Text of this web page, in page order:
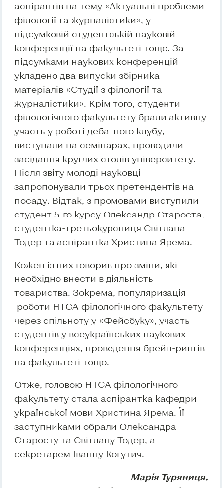
аспірантів на тему «Актуальні проблеми
філології та журналістики», у
підсумковій студентській науковій
конференції на факультеті тощо. За
підсумками наукових конференцій
укладено два випуски збірника
матеріалів «Студії з філології та
журналістики». Крім того, студенти
філологічного факультету брали активну
участь у роботі дебатного клубу,
виступали на семінарах, проводили
засідання круглих столів університету.
Після звіту молоді науковці
запропонували трьох претендентів на
посаду. Відтак, з промовами виступили
студент 5-го курсу Олександр Староста,
студентка-третьокурсниця Світлана
Тодер та аспірантка Христина Ярема.
Кожен із них говорив про зміни, які
необхідно внести в діяльність
товариства. Зокрема, популяризація
роботи НТСА філологічного факультету
через спільноту у «Фейсбуку», участь
студентів у всеукраїнських наукових
конференціях, проведення брейн-рингів
на факультеті тощо.
Отже, головою НТСА філологічного
факультету стала аспірантка кафедри
української мови Христина Ярема. Її
заступниками обрали Олександра
Старосту та Світлану Тодер, а
секретарем Іванну Когутич.
Марія Туряниця,